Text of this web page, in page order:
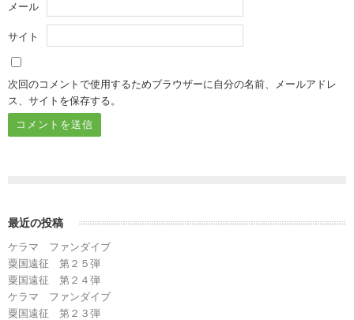
メール
サイト
次回のコメントで使用するためブラウザーに自分の名前、メールアドレ
ス、サイトを保存する。
最近の投稿
ケラマ ファンダイブ
粟国遠征 第２５弾
粟国遠征 第２４弾
ケラマ ファンダイブ
粟国遠征 第２３弾